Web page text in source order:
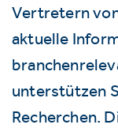
Vertretern
aktuelle
unterstützen
Recherchen.